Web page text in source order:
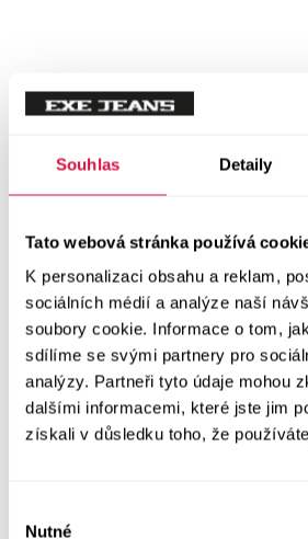
Souhlas Detaily
Tato webová stránka používá
K personalizaci obsahu a reklam,
sociálních médií a analýze naší
soubory cookie. Informace o tom,
sdílíme se svými partnery pro
analýzy. Partneři tyto údaje mohou
dalšími informacemi, které jste jim
získali v důsledku toho, že
Nutné